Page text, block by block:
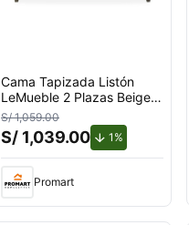
Cama Tapizada Listón
LeMueble 2 Plazas Beige
Claro
S/ 1,059.00
S/ 1,039.00 1%
Promart